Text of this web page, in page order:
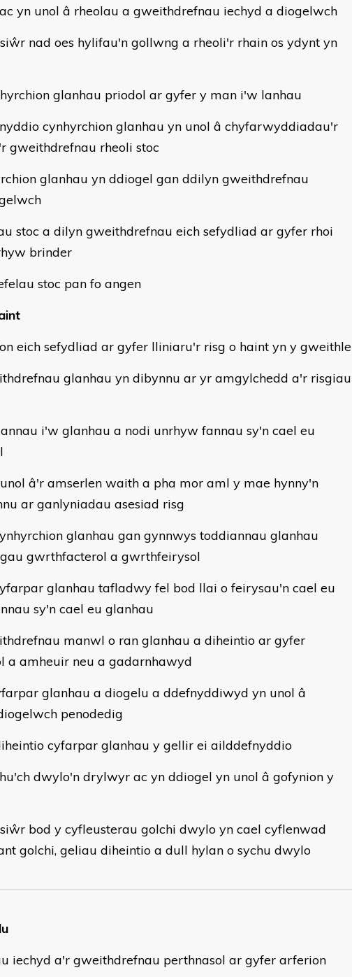
yn unol â rheolau a gweithdrefnau iechyd a diogelwch
nad oes hylifau'n gollwng a rheoli'r rhain os ydynt yn
glanhau priodol ar gyfer y man i'w lanhau
cynhyrchion glanhau yn unol â chyfarwyddiadau'r
gweithdrefnau rheoli stoc
glanhau yn ddiogel gan ddilyn gweithdrefnau
stoc a dilyn gweithdrefnau eich sefydliad ar gyfer rhoi
brinder
stoc pan fo angen
eich sefydliad ar gyfer lliniaru'r risg o haint yn y gweithle
glanhau yn dibynnu ar yr amgylchedd a'r risgiau
i'w glanhau a nodi unrhyw fannau sy'n cael eu
â'r amserlen waith a pha mor aml y mae hynny'n
ar ganlyniadau asesiad risg
glanhau gan gynnwys toddiannau glanhau
gwrthfacterol a gwrthfeirysol
glanhau tafladwy fel bod llai o feirysau'n cael eu
sy'n cael eu glanhau
manwl o ran glanhau a diheintio ar gyfer
a amheuir neu a gadarnhawyd
glanhau a diogelu a ddefnyddiwyd yn unol â
penodedig
cyfarpar glanhau y gellir ei ailddefnyddio
dwylo'n drylwyr ac yn ddiogel yn unol â gofynion y
bod y cyfleusterau golchi dwylo yn cael cyflenwad
golchi, geliau diheintio a dull hylan o sychu dwylo
a'r gweithdrefnau perthnasol ar gyfer arferion